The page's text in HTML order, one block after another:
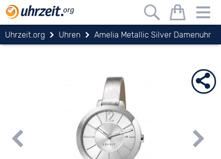
Uhrzeit.org Uhren Amelia Metallic Silver Damenuhr